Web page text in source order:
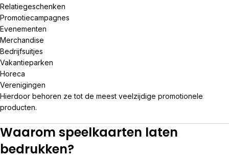
Relatiegeschenken
Promotiecampagnes
Evenementen
Merchandise
Bedrijfsuitjes
Vakantieparken
Horeca
Verenigingen
Hierdoor behoren ze tot de meest veelzijdige promotionele
producten.
Waarom speelkaarten laten
bedrukken?